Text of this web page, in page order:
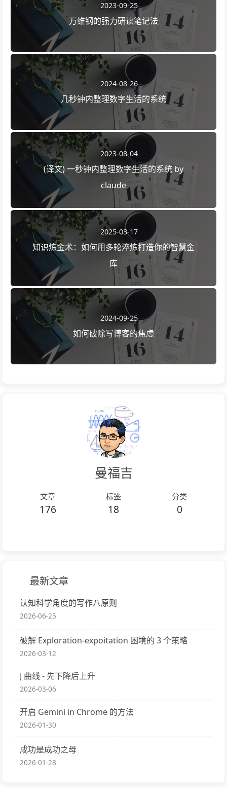
2023-09-25
万维钢的强力研读笔记法
2024-08-26
几秒钟内整理数字生活的系统
2023-08-04
(译文) 一秒钟内整理数字生活的系统 by
claude
2025-03-17
知识炼金术：如何用多轮淬炼打造你的智慧金
库
2024-09-25
如何破除写博客的焦虑
曼福吉
文章
176
标签
18
分类
0
最新文章
认知科学角度的写作八原则
2026-06-25
破解 Exploration-expoitation 困境的 3 个策略
2026-03-12
J 曲线 - 先下降后上升
2026-03-06
开启 Gemini in Chrome 的方法
2026-01-30
成功是成功之母
2026-01-28